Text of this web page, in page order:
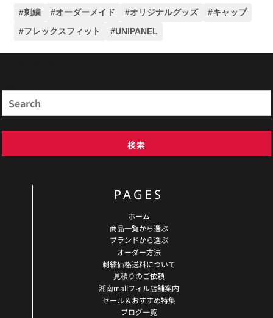
#刺繍 #オーダーメイド #オリジナルグッズ #キャップ
#フレックスフィット #UNIPANEL
検索
PAGES
ホーム
商品一覧から選ぶ
ブランドから選ぶ
オーダー方法
刺繍価格送料について
見積りのご依頼
湘南mallフィル店舗案内
セール＆おすすめ特集
ブログ一覧